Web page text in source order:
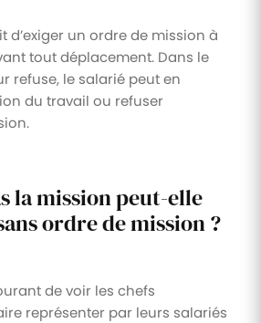
d’exiger un ordre de mission à
tout déplacement. Dans le
refuse, le salarié peut en
du travail ou refuser
la mission peut-elle
ordre de mission ?
de voir les chefs
représenter par leurs salariés